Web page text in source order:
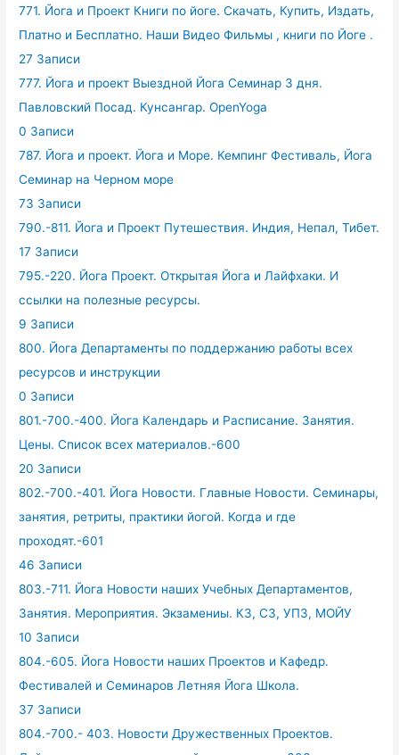
771. Йога и Проект Книги по йоге. Скачать, Купить, Издать,
Платно и Бесплатно. Наши Видео Фильмы , книги по Йоге .
27 Записи
777. Йога и проект Выездной Йога Семинар 3 дня.
Павловский Посад. Кунсангар. OpenYoga
0 Записи
787. Йога и проект. Йога и Море. Кемпинг Фестиваль, Йога
Семинар на Черном море
73 Записи
790.-811. Йога и Проект Путешествия. Индия, Непал, Тибет.
17 Записи
795.-220. Йога Проект. Открытая Йога и Лайфхаки. И
ссылки на полезные ресурсы.
9 Записи
800. Йога Департаменты по поддержанию работы всех
ресурсов и инструкции
0 Записи
801.-700.-400. Йога Календарь и Расписание. Занятия.
Цены. Список всех материалов.-600
20 Записи
802.-700.-401. Йога Новости. Главные Новости. Семинары,
занятия, ретриты, практики йогой. Когда и где
проходят.-601
46 Записи
803.-711. Йога Новости наших Учебных Департаментов,
Занятия. Мероприятия. Экзамениы. КЗ, СЗ, УПЗ, МОЙУ
10 Записи
804.-605. Йога Новости наших Проектов и Кафедр.
Фестивалей и Семинаров Летняя Йога Школа.
37 Записи
804.-700.- 403. Новости Дружественных Проектов.